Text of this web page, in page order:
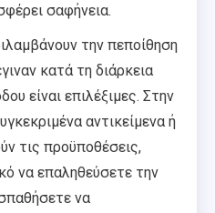
σαφήνεια.
την πεποίθηση
κατά τη διάρκεια
είναι επιλέξιμες. Στην
αντικείμενα ή
τις προϋποθέσεις,
να επαληθεύσετε την
να